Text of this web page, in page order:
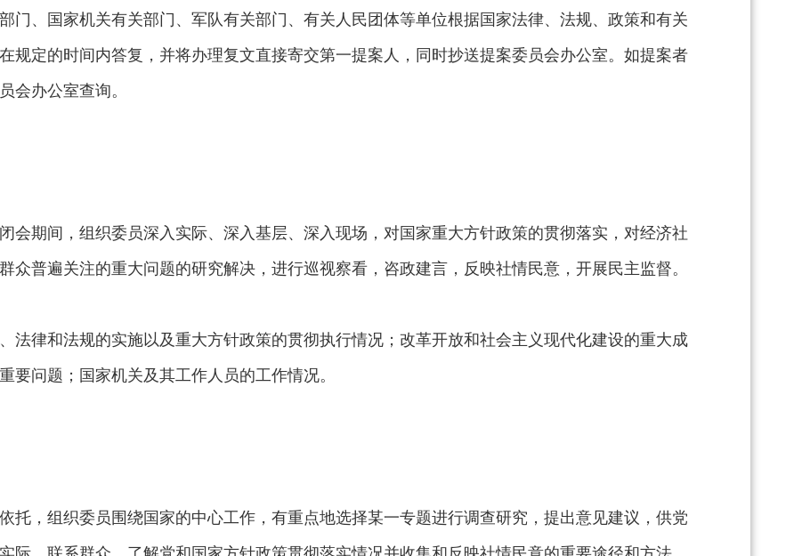
门、国家机关有关部门、军队有关部门、有关人民团体等单位根据国家法律、法规、政策和有关
规定的时间内答复，并将办理复文直接寄交第一提案人，同时抄送提案委员会办公室。如提案者
会办公室查询。
会期间，组织委员深入实际、深入基层、深入现场，对国家重大方针政策的贯彻落实，对经济社
众普遍关注的重大问题的研究解决，进行巡视察看，咨政建言，反映社情民意，开展民主监督。
法律和法规的实施以及重大方针政策的贯彻执行情况；改革开放和社会主义现代化建设的重大成
要问题；国家机关及其工作人员的工作情况。
托，组织委员围绕国家的中心工作，有重点地选择某一专题进行调查研究，提出意见建议，供党